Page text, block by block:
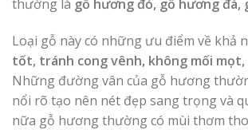
thường là gỗ hương đỏ, gỗ hương đá,
Loại gỗ này có những ưu điểm về khả
tốt, tránh cong vênh, không mối
Những đường vân của gỗ hương
nổi rõ tạo nên nét đẹp sang trọng và
nữa gỗ hương thường có mùi thơm